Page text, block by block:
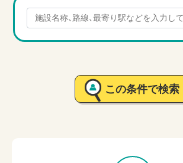
この条件で検索